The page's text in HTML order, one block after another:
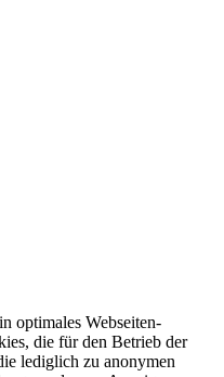
optimales Webseiten-
die für den Betrieb der
lediglich zu anonymen